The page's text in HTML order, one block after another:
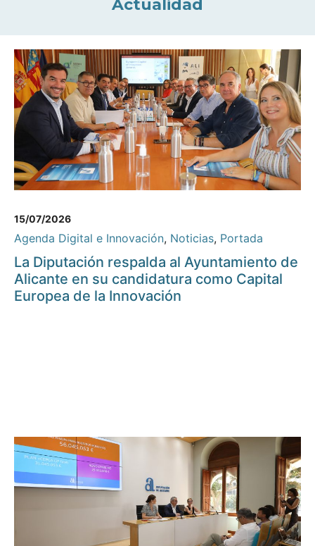
Actualidad
15/07/2026
Agenda Digital e Innovación, Noticias, Portada
La Diputación respalda al Ayuntamiento de
Alicante en su candidatura como Capital
Europea de la Innovación